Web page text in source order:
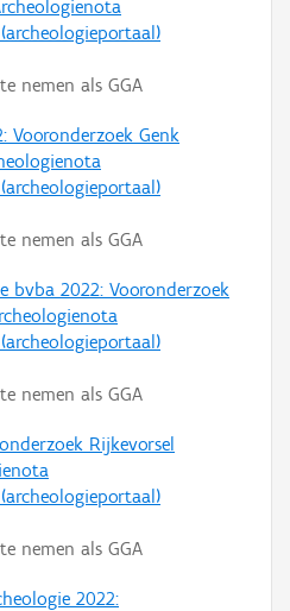
nemen als GGA
Vooronderzoek Genk
nemen als GGA
bvba 2022: Vooronderzoek
nemen als GGA
Rijkevorsel
nemen als GGA
2022: